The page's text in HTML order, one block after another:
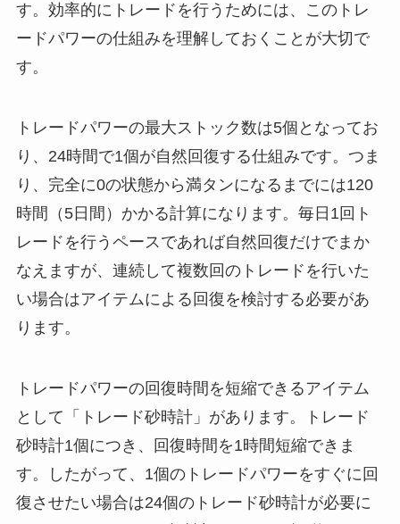
す。効率的にトレードを行うためには、このトレ
ードパワーの仕組みを理解しておくことが大切で
す。
トレードパワーの最大ストック数は5個となってお
り、24時間で1個が自然回復する仕組みです。つま
り、完全に0の状態から満タンになるまでには120
時間（5日間）かかる計算になります。毎日1回ト
レードを行うペースであれば自然回復だけでまか
なえますが、連続して複数回のトレードを行いた
い場合はアイテムによる回復を検討する必要があ
ります。
トレードパワーの回復時間を短縮できるアイテム
として「トレード砂時計」があります。トレード
砂時計1個につき、回復時間を1時間短縮できま
す。したがって、1個のトレードパワーをすぐに回
復させたい場合は24個のトレード砂時計が必要に